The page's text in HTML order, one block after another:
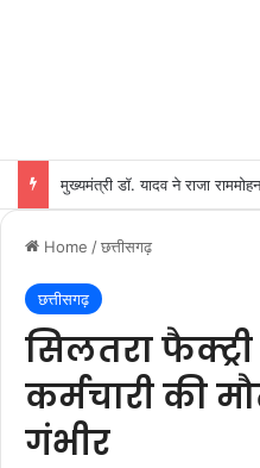
मुख्यमंत्री डॉ. यादव ने राजा
Home /छत्तीसगढ़
छत्तीसगढ़
सिलतरा
कर्मचारी की
गंभीर